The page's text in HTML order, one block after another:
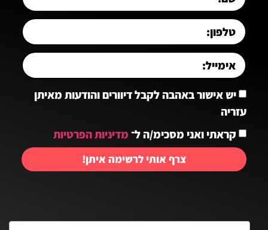
יש אישור באהבה לקבל דיוורים והודעות מאיתן
עזריה
קראתי ואני מסכימ/ה ל־ מדיניות הפרטיות
צרף אותי לרשימה איתן!